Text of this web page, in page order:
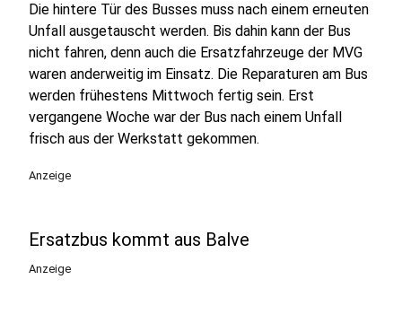
Die hintere Tür des Busses muss nach einem erneuten
Unfall ausgetauscht werden. Bis dahin kann der Bus
nicht fahren, denn auch die Ersatzfahrzeuge der MVG
waren anderweitig im Einsatz. Die Reparaturen am Bus
werden frühestens Mittwoch fertig sein. Erst
vergangene Woche war der Bus nach einem Unfall
frisch aus der Werkstatt gekommen.
Anzeige
Ersatzbus kommt aus Balve
Anzeige